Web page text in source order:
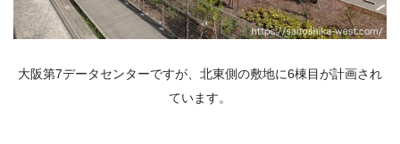
大阪第7データセンターですが、北東側の敷地に6棟目が計画され
ています。